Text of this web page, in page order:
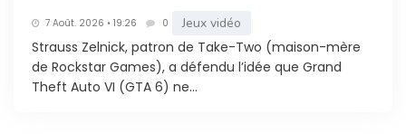
7 Août. 2026 • 19:26 0 Jeux vidéo
Strauss Zelnick, patron de Take-Two (maison-mère
de Rockstar Games), a défendu l’idée que Grand
Theft Auto VI (GTA 6) ne...